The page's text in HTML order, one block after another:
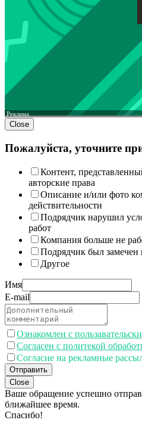
Реклама
Close
Пожалуйста, уточните
Контент,
авторские права
Описание и/или фото
действительности
Подрядчик нарушил
работ
Компания больше не
Подрядчик был замечен
Другое
Имя
E-mail
Ознакомлен с
Согласен с политекой
Согласие на рекламные
Отправить
Close
Ваше обращение успешно
ближайшее время.
Спасибо!